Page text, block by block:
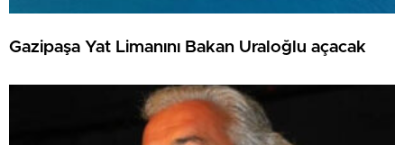
Gazipaşa Yat Limanını Bakan Uraloğlu açacak